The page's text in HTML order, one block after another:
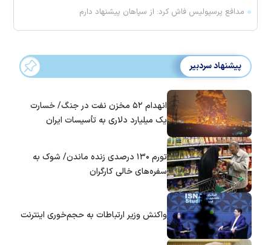
مدافع پرسپولیس فاش کرد: از سپاهان پیشنهاد دارم
پیشنهاد سردبیر
انهدام ۵۲ مخزن نفت در جنگ/ خسارت
یک میلیارد دلاری به تأسیسات ایران
تورم ۱۳۰ درصدی زنده ماندن/ شوک به
سفره‌های خالی کارگران
واکنش وزیر ارتباطات به حجم‌خوری اینترنت